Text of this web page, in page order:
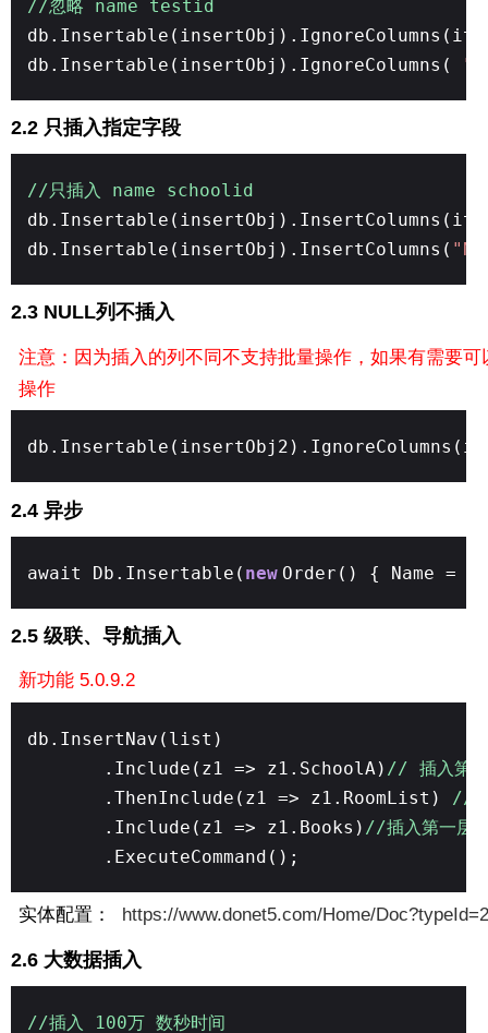
//忽略 name testid
db.Insertable(insertObj).IgnoreColumns(it
db.Insertable(insertObj).IgnoreColumns(
2.2 只插入指定字段
//只插入 name schoolid
db.Insertable(insertObj).InsertColumns(it
db.Insertable(insertObj).InsertColumns(
2.3 NULL列不插入
注意：因为插入的列不同不支持批量操作，如果有需要可
操作
2.4 异步
await Db.Insertable( new Order() { Name =
2.5 级联、导航插入
新功能 5.0.9.2
db.InsertNav(list)
.Include(z1 => z1.SchoolA) // 插入第
.ThenInclude(z1 => z1.RoomList) //
.Include(z1 => z1.Books) //插入第一
.ExecuteCommand();
实体配置： https://www.donet5.com/Home/
2.6 大数据插入
//插入 100万 数秒时间